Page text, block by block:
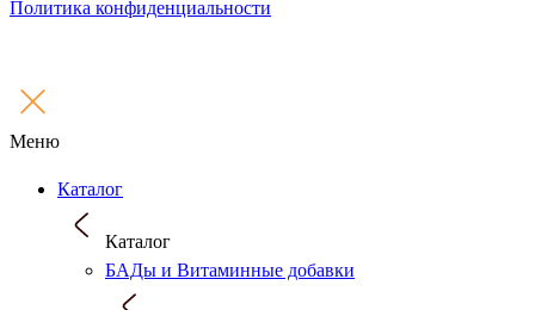
Политика конфиденциальности
Меню
Каталог
Каталог
БАДы и Витаминные добавки